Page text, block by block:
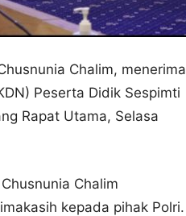
Chalim, menerima
Peserta Didik Sespimti
Rapat Utama, Selasa
Chalim
kepada pihak Polri.